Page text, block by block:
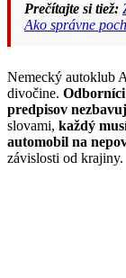
Prečítajte si tiež:
Ako správne
Nemecký autoklub
divočine.
predpisov
slovami, každý
automobil na
závislosti od krajiny.